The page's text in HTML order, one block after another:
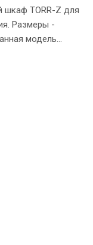
TORR-Z для
Размеры -
модель
презентабельный
надежно
шкафа
–
по высоте
неровном полу.